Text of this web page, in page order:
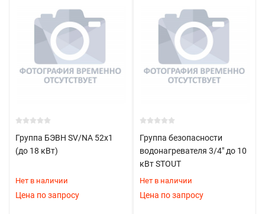
Установка на подающем трубопроводе
Монтаж в верхней точке системы
Обеспечение свободного доступа
Правила эксплуатации
Регулярная проверка работоспособности
Контроль показаний манометра
Проверка герметичности соединений
Группа БЭВН SV/NA 52x1
(до 18 кВт)
Нет в наличии
Цена по запросу
Группа безопасности
водонагревателя 3/4" до 10
кВт STOUT
Нет в наличии
Цена по запросу